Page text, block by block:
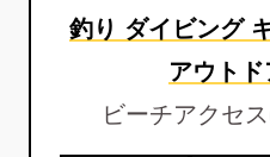
釣り ダイビング
アウト
ビーチアクセ